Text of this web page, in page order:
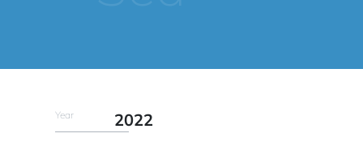
Year 2022